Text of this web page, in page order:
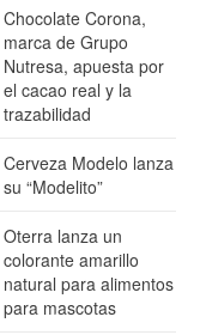
Chocolate Corona,
marca de Grupo
Nutresa, apuesta por
el cacao real y la
trazabilidad
Cerveza Modelo lanza
su “Modelito”
Oterra lanza un
colorante amarillo
natural para alimentos
para mascotas